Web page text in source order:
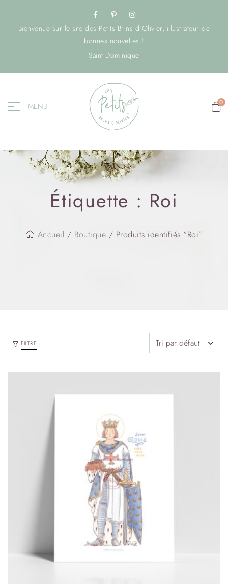
Bienvenue sur le site des Petits Brins d’Olivier, illustrateur de
bonnes nouvelles !
Saint Dominique
MENU 0
Étiquette : Roi
Accueil / Boutique / Produits identifiés “Roi”
FILTRE